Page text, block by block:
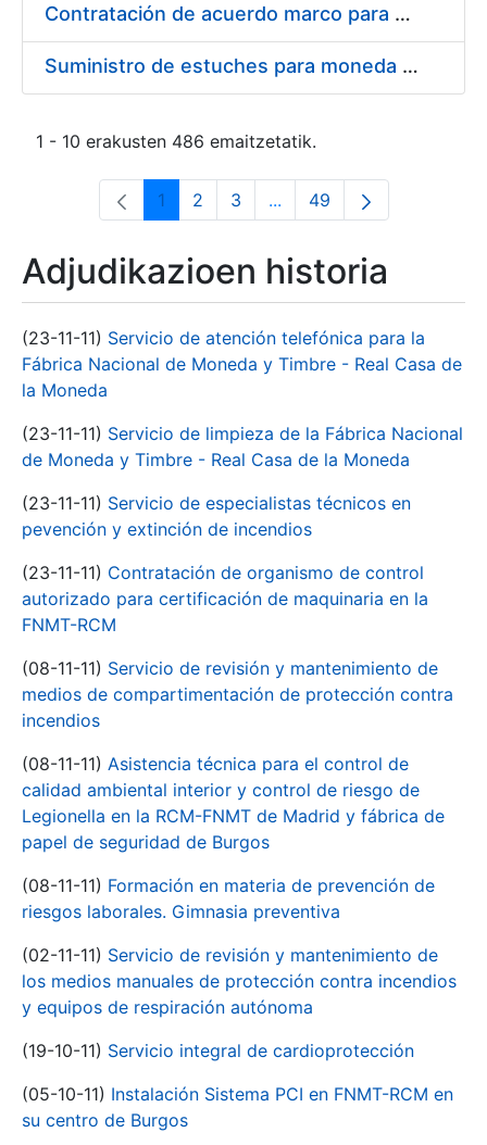
Contratación de acuerdo marco para el Suministro de Material de Electricidad para la Fábrica Nacional de Moneda y Timbre-Real Casa de la Moneda en su centro de trabajo de Burgos
Suministro de estuches para moneda de 30 €
1 - 10 erakusten 486 emaitzetatik.
Orrialdea
1 Orrialdea
2 Orrialdea
3 ...Intermediate Pages Use
Orrialdea
49
Adjudikazioen historia
(23-11-11) Servicio de atención telefónica para la
Fábrica Nacional de Moneda y Timbre - Real Casa de
la Moneda
(23-11-11) Servicio de limpieza de la Fábrica Nacional
de Moneda y Timbre - Real Casa de la Moneda
(23-11-11) Servicio de especialistas técnicos en
pevención y extinción de incendios
(23-11-11) Contratación de organismo de control
autorizado para certificación de maquinaria en la
FNMT-RCM
(08-11-11) Servicio de revisión y mantenimiento de
medios de compartimentación de protección contra
incendios
(08-11-11) Asistencia técnica para el control de
calidad ambiental interior y control de riesgo de
Legionella en la RCM-FNMT de Madrid y fábrica de
papel de seguridad de Burgos
(08-11-11) Formación en materia de prevención de
riesgos laborales. Gimnasia preventiva
(02-11-11) Servicio de revisión y mantenimiento de
los medios manuales de protección contra incendios
y equipos de respiración autónoma
(19-10-11) Servicio integral de cardioprotección
(05-10-11) Instalación Sistema PCI en FNMT-RCM en
su centro de Burgos